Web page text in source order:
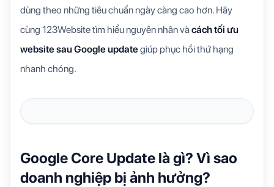
dùng theo những tiêu chuẩn ngày càng cao hơn. Hãy
cùng 123Website tìm hiểu nguyên nhân vàcách tối ưu
website sau Google updategiúp phục hồi thứ hạng
nhanh chóng.
Google Core Update là gì? Vì sao
doanh nghiệp bị ảnh hưởng?